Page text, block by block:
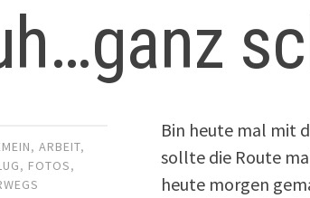
,ARBEIT,
, FOTOS,
Bin heute mal mit
sollte die Route
heute morgen